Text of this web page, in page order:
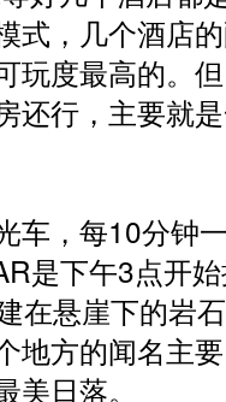
式，几个酒店
玩度最高的。
还行，主要就
车，每10分钟
是下午3点开
在悬崖下的岩
地方的闻名主